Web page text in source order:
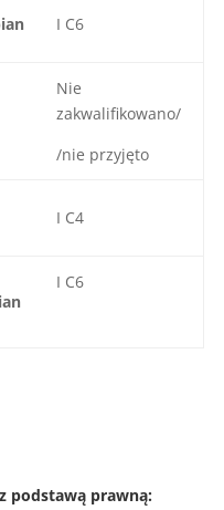
I C6
Nie
zakwalifikowano/
/nie przyjęto
I C4
I C6
podstawą prawną: